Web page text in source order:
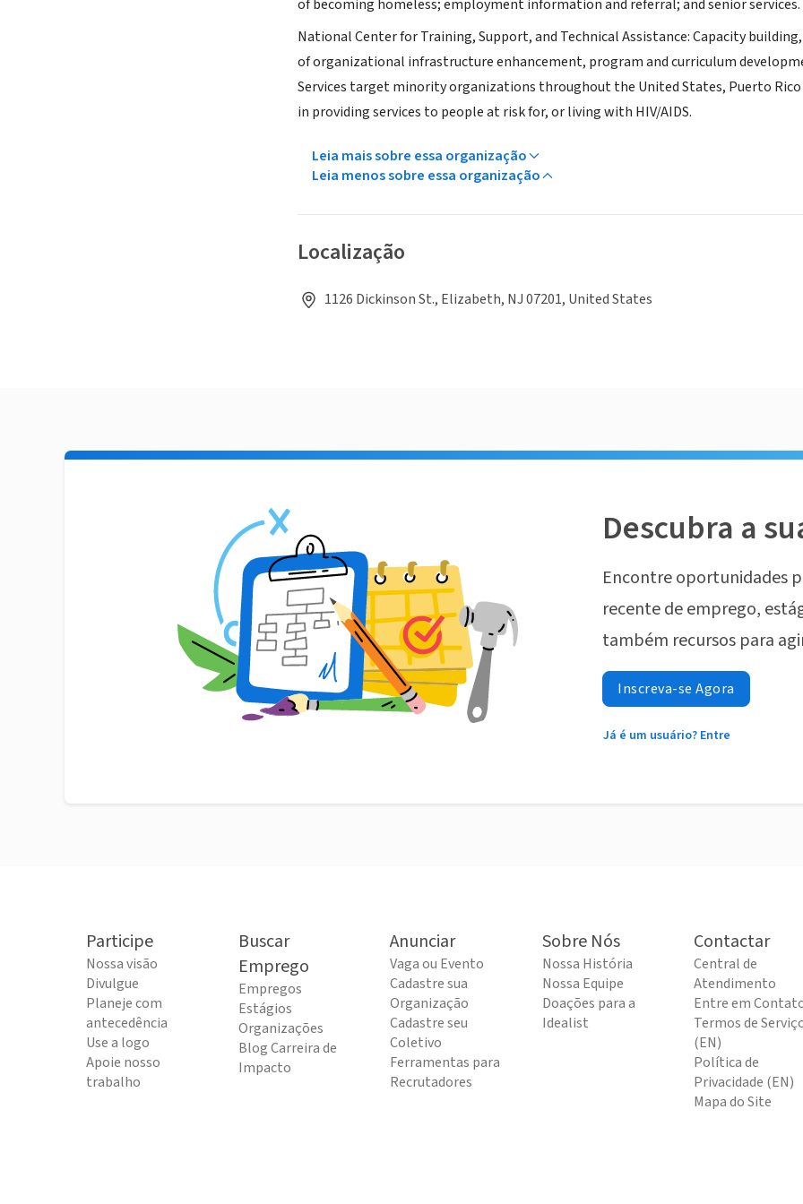
of becoming homeless; employment information and referral; and senior services.
National Center for Training, Support, and Technical Assistance: Capacity
of organizational infrastructure enhancement, program and curriculum
Services target minority organizations throughout the United States, Puerto
in providing services to people at risk for, or living with HIV/AIDS.
Leia mais sobre essa organização
Leia menos sobre essa organização
Localização
1126 Dickinson St., Elizabeth, NJ 07201, United States
Descubra a
Encontre oportunidades
recente de emprego,
também recursos para
Inscreva-se Agora
Já é um usuário? Entre
Participe
Nossa visão
Divulgue
Planeje com
antecedência
Use a logo
Apoie nosso
trabalho
Buscar
Emprego
Empregos
Estágios
Organizações
Blog Carreira de
Impacto
Anunciar
Vaga ou Evento
Cadastre sua
Organização
Cadastre seu
Coletivo
Ferramentas para
Recrutadores
Sobre Nós
Nossa História
Nossa Equipe
Doações para a
Idealist
Contactar
Central de
Atendimento
Entre em
Termos de
(EN)
Política de
Privacidade (EN)
Mapa do Site